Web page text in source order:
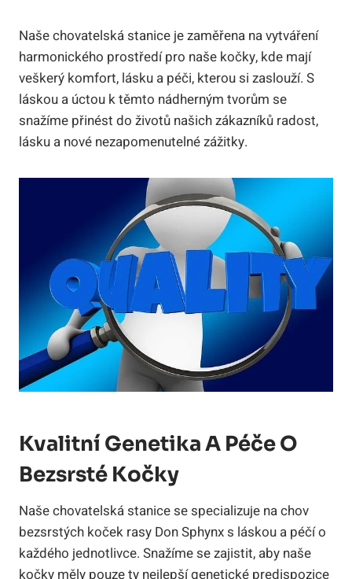
Naše chovatelská stanice je zaměřena na vytváření
harmonického prostředí pro naše kočky,⁣ kde mají‍
veškerý ‍komfort, lásku a péči, kterou si zaslouží. S
láskou a ​úctou k těmto ​nádherným ‌tvorům se
snažíme přinést do životů ‌našich zákazníků radost,
lásku ⁣a ‍nové nezapomenutelné zážitky.
Kvalitní‌ Genetika A Péče‌ O
Bezsrsté Kočky
Naše ⁣chovatelská stanice se specializuje na chov
bezsrstých koček⁢ rasy Don Sphynx s láskou a péčí ⁤o
každého jednotlivce. Snažíme se zajistit, aby naše
kočky měly pouze ty‌ nejlepší⁢ genetické predispozice